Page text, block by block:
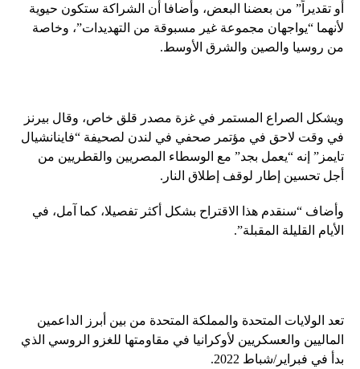
أو تقديراً” من بعضنا البعض، وأضافا أن الشراكة ستكون حيوية
لأنهما “يواجهان مجموعة غير مسبوقة من التهديدات”، وخاصة
من روسيا والصين والشرق الأوسط.
ويشكل الصراع المستمر في غزة مصدر قلق خاص، وقال بيرنز
في وقت لاحق في مؤتمر صحفي في لندن لصحيفة “فاينانشيال
تايمز” إنه “يعمل بجد” مع الوسطاء المصريين والقطريين من
أجل تحسين إطار لوقف إطلاق النار.
وأضاف “سنقدم هذا الاقتراح بشكل أكثر تفصيلا، كما آمل، في
الأيام القليلة المقبلة”.
تعد الولايات المتحدة والمملكة المتحدة من بين أبرز الداعمين
الماليين والعسكريين لأوكرانيا في مقاومتها للغزو الروسي الذي
بدأ في فبراير/شباط 2022.